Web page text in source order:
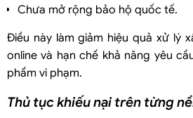
Chưa mở rộng bảo hộ quốc tế.
Điều này làm giảm hiệu quả xử lý
online và hạn chế khả năng yêu
phẩm vi phạm.
Thủ tục khiếu nại trên từng